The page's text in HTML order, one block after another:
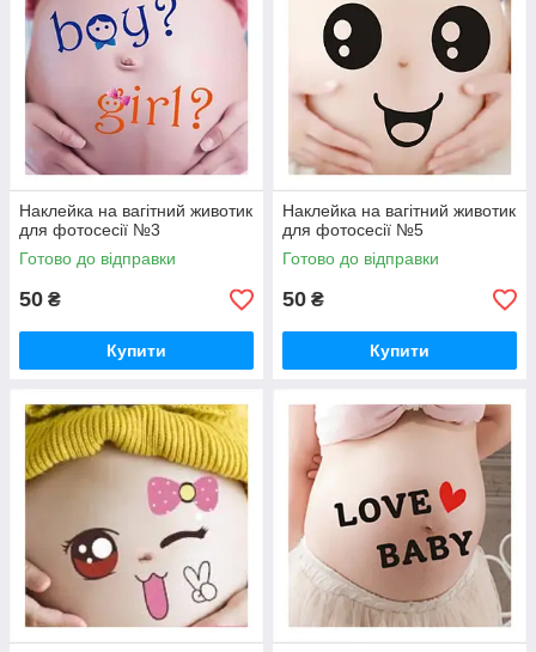
Наклейка на вагітний животик
для фотосесії №3
Готово до відправки
50 ₴
Купити
Наклейка на вагітний животик
для фотосесії №5
Готово до відправки
50 ₴
Купити